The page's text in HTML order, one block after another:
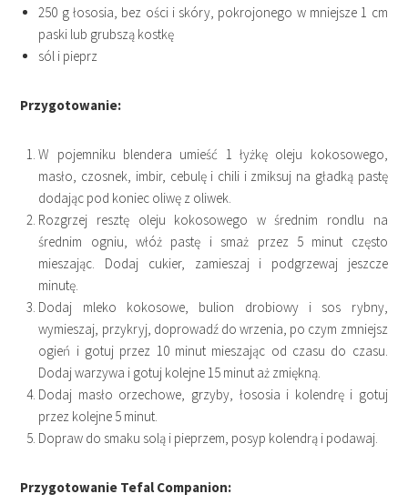
250 g łososia, bez ości i skóry, pokrojonego w mniejsze 1 cm
paski lub grubszą kostkę
sól i pieprz
Przygotowanie:
W pojemniku blendera umieść 1 łyżkę oleju kokosowego,
masło, czosnek, imbir, cebulę i chili i zmiksuj na gładką pastę
dodając pod koniec oliwę z oliwek.
Rozgrzej resztę oleju kokosowego w średnim rondlu na
średnim ogniu, włóż pastę i smaż przez 5 minut często
mieszając. Dodaj cukier, zamieszaj i podgrzewaj jeszcze
minutę.
Dodaj mleko kokosowe, bulion drobiowy i sos rybny,
wymieszaj, przykryj, doprowadź do wrzenia, po czym zmniejsz
ogień i gotuj przez 10 minut mieszając od czasu do czasu.
Dodaj warzywa i gotuj kolejne 15 minut aż zmiękną.
Dodaj masło orzechowe, grzyby, łososia i kolendrę i gotuj
przez kolejne 5 minut.
Dopraw do smaku solą i pieprzem, posyp kolendrą i podawaj.
Przygotowanie Tefal Companion: